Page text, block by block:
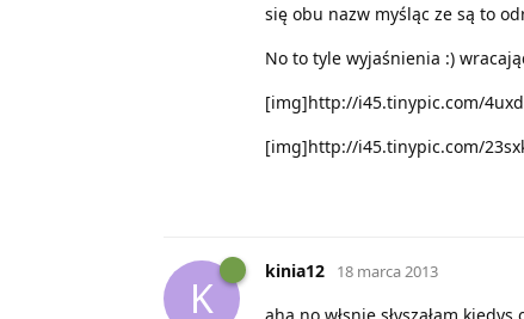
się obu nazw myśląc ze są to
No to tyle wyjaśnienia :)
[img]http://i45.tinypic.com/
[img]http://i45.tinypic.com/
K
kinia12 18 marca 2013